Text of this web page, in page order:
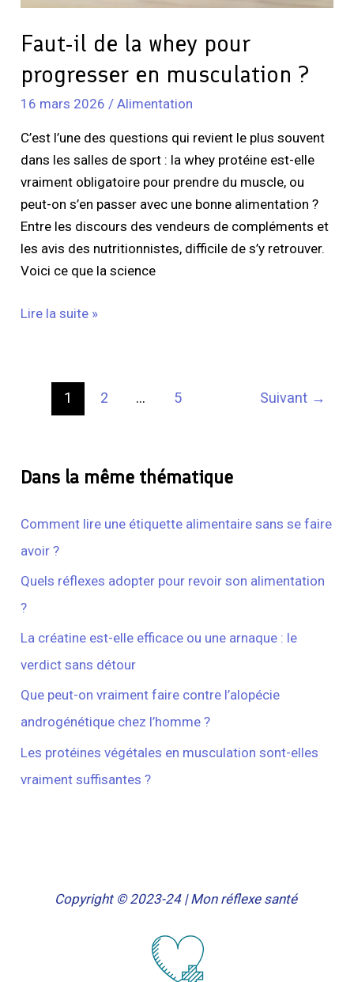
Faut-il de la whey pour
progresser en musculation ?
16 mars 2026/Alimentation
C’est l’une des questions qui revient le plus souvent
dans les salles de sport : la whey protéine est-elle
vraiment obligatoire pour prendre du muscle, ou
peut-on s’en passer avec une bonne alimentation ?
Entre les discours des vendeurs de compléments et
les avis des nutritionnistes, difficile de s’y retrouver.
Voici ce que la science
?
Lire la suite »
1 2 … 5 Suivant →
Dans la même thématique
Comment lire une étiquette alimentaire sans se faire
avoir ?
Quels réflexes adopter pour revoir son alimentation
?
La créatine est-elle efficace ou une arnaque : le
verdict sans détour
Que peut-on vraiment faire contre l’alopécie
androgénétique chez l’homme ?
Les protéines végétales en musculation sont-elles
vraiment suffisantes ?
Copyright © 2023-24 | Mon réflexe santé